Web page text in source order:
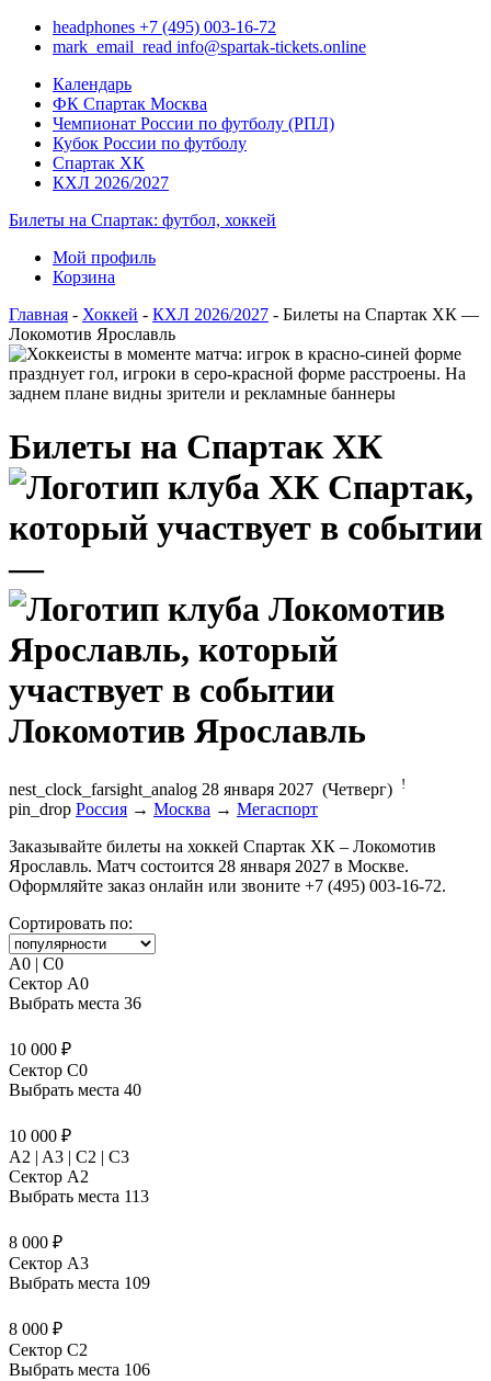
headphones +7 (495) 003-16-72
mark_email_read info@spartak-tickets.online
Календарь
ФК Спартак Москва
Чемпионат России по футболу (РПЛ)
Кубок России по футболу
Спартак ХК
КХЛ 2026/2027
Билеты на Спартак: футбол, хоккей
Мой профиль
Корзина
Главная - Хоккей - КХЛ 2026/2027 - Билеты на Спартак ХК —
Локомотив Ярославль
Билеты на Спартак ХК
—
Локомотив Ярославль
nest_clock_farsight_analog 28 января 2027 (Четверг) !
pin_drop Россия → Москва → Мегаспорт
Заказывайте билеты на хоккей Спартак ХК – Локомотив
Ярославль. Матч состоится 28 января 2027 в Москве.
Оформляйте заказ онлайн или звоните +7 (495) 003-16-72.
Сортировать по:
A0 | C0
Сектор A0
Выбрать места 36
10 000 ₽
Сектор C0
Выбрать места 40
10 000 ₽
A2 | A3 | C2 | C3
Сектор A2
Выбрать места 113
8 000 ₽
Сектор A3
Выбрать места 109
8 000 ₽
Сектор C2
Выбрать места 106